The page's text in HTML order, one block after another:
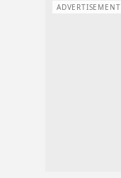
ADVERTISEMENT